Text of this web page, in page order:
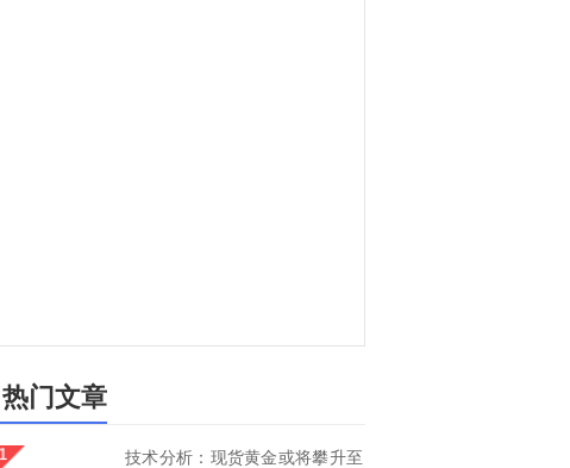
热门文章
技术分析：现货黄金或将攀升至